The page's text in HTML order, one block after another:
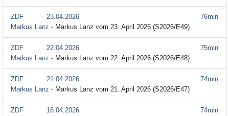
76min
ZDF
23.04.2026
Markus Lanz - Markus Lanz vom 23. April 2026 (S2026/E49)
75min
ZDF
22.04.2026
Markus Lanz - Markus Lanz vom 22. April 2026 (S2026/E48)
74min
ZDF
21.04.2026
Markus Lanz - Markus Lanz vom 21. April 2026 (S2026/E47)
74min
ZDF
16.04.2026